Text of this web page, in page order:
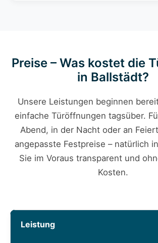
Preise – Was kostet die
in Ballstädt?
Unsere Leistungen beginnen
einfache Türöffnungen tagsüber.
Abend, in der Nacht oder an
angepasste Festpreise – natürlich
Sie im Voraus transparent und
Kosten.
Leistung